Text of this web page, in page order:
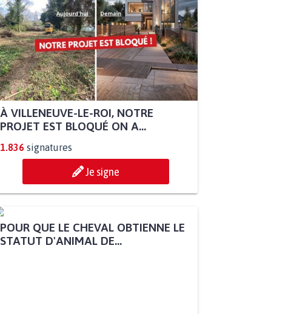
À VILLENEUVE-LE-ROI, NOTRE
PROJET EST BLOQUÉ ON A...
1.836 signatures
Je signe